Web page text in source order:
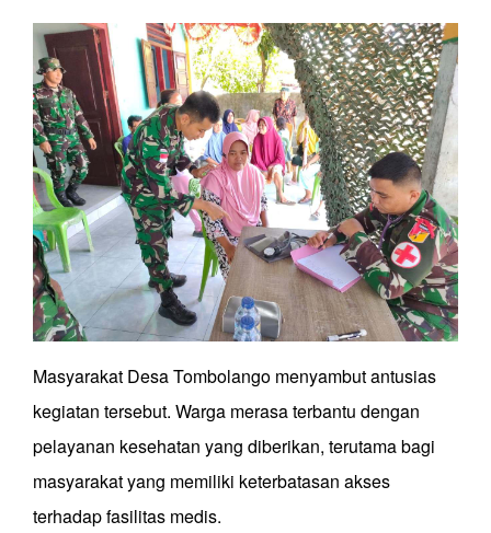
Masyarakat Desa Tombolango menyambut antusias
kegiatan tersebut. Warga merasa terbantu dengan
pelayanan kesehatan yang diberikan, terutama bagi
masyarakat yang memiliki keterbatasan akses
terhadap fasilitas medis.